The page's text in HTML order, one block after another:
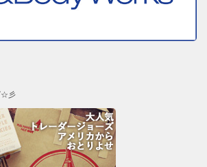
☆彡